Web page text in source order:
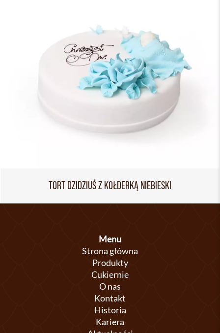
TORT DZIDZIUŚ Z KOŁDERKĄ NIEBIESKI
Menu
Strona główna
Produkty
Cukiernie
O nas
Kontakt
Historia
Kariera